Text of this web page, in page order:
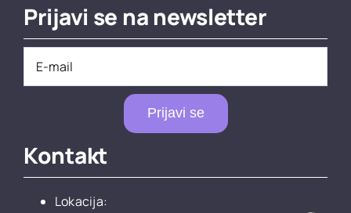
Prijavi se na newsletter
Prijavi se
Kontakt
Lokacija: